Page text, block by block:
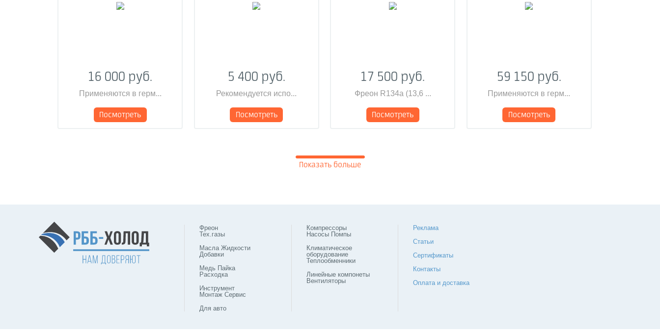
16 000 руб.
Применяются в герм...
Посмотреть
5 400 руб.
Рекомендуется испо...
Посмотреть
17 500 руб.
Фреон R134a (13,6 ...
Посмотреть
59 150 руб.
Применяются в герм...
Посмотреть
Показать больше
Фреон
Тех.газы
Масла Жидкости
Добавки
Медь Пайка
Расходка
Инструмент
Монтаж Сервис
Для авто
Компрессоры
Насосы Помпы
Климатическое
оборудование
Теплообменники
Линейные компонеты
Вентиляторы
Реклама
Статьи
Сертификаты
Контакты
Оплата и доставка